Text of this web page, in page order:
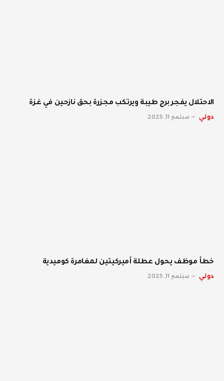
الاحتلال يفجر برج طيبة ويرتكب مجزرة بحق نازحين في غزة
دولي سبتمبر 11, 2025
خطأ موظف يحول عطلة أميركيتين لمغامرة كوميدية
دولي سبتمبر 11, 2025